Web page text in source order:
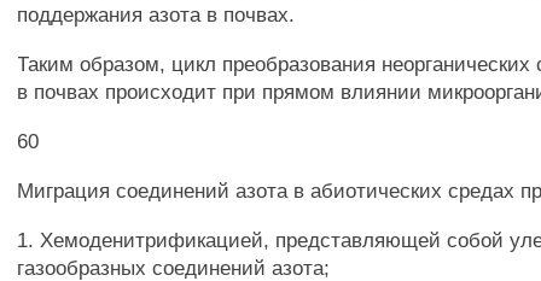
поддержания азота в почвах.
Таким образом, цикл преобразования неорганических
в почвах происходит при прямом влиянии
60
Миграция соединений азота в абиотических средах
1. Хемоденитрификацией, представляющей собой
газообразных соединений азота;